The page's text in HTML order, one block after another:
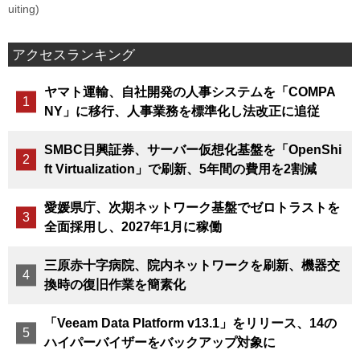
uiting)
アクセスランキング
ヤマト運輸、自社開発の人事システムを「COMPA
NY」に移行、人事業務を標準化し法改正に追従
SMBC日興証券、サーバー仮想化基盤を「OpenShi
ft Virtualization」で刷新、5年間の費用を2割減
愛媛県庁、次期ネットワーク基盤でゼロトラストを
全面採用し、2027年1月に稼働
三原赤十字病院、院内ネットワークを刷新、機器交
換時の復旧作業を簡素化
「Veeam Data Platform v13.1」をリリース、14の
ハイパーバイザーをバックアップ対象に